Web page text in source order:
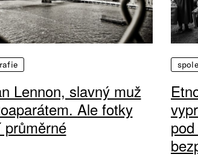
Lennon, slavný muž
Ale fotky